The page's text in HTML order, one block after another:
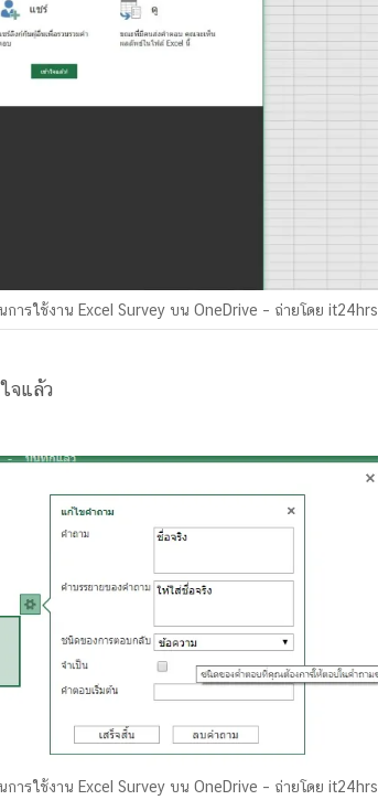
การใช้งาน Excel Survey บน OneDrive – ถ่ายโดย it24hrs
จแล้ว
การใช้งาน Excel Survey บน OneDrive – ถ่ายโดย it24hrs